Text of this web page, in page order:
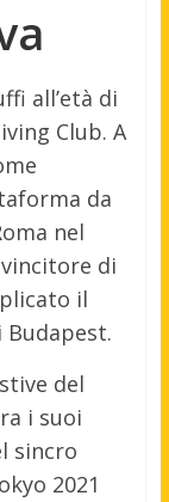
all’età di
Club. A
da
nel
di
il
Budapest.
del
i suoi
sincro
2021